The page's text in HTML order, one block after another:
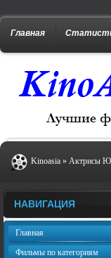
Главная
Kinoasia » Актрисы
НАВИГАЦИЯ
Главная
Фильмы по категориям